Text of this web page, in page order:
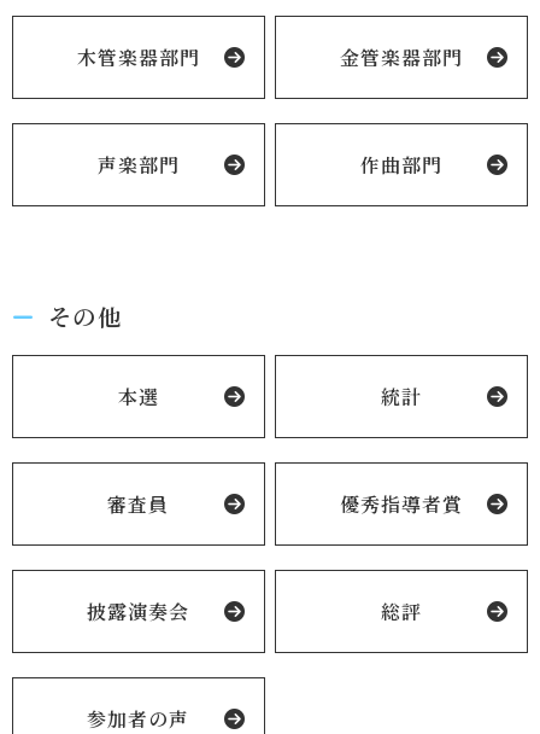
木管楽器部門 金管楽器部門
声楽部門 作曲部門
その他
本選 統計
審査員 優秀指導者賞
披露演奏会 総評
参加者の声